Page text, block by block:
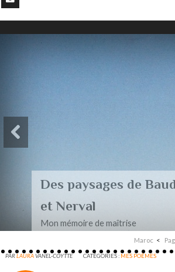
Des paysages de
et Nerval
Mon mémoire de maîtrise
Maroc
PARLAURAVANEL-COYTTE CATÉGORIES : MES POÈMES